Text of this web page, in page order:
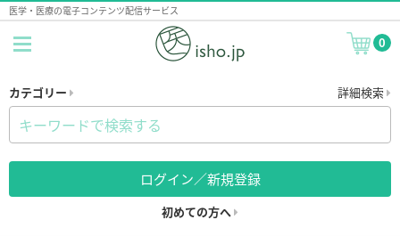
医学・医療の電子コンテンツ配信サービス
0
カテゴリー 詳細検索
ログイン／新規登録
初めての方へ